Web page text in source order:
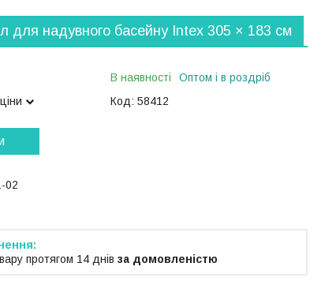
для надувного басейну Intex 305 × 183 см
В наявності
Оптом і в роздріб
Код: 58412
02
протягом 14 днів за домовленістю